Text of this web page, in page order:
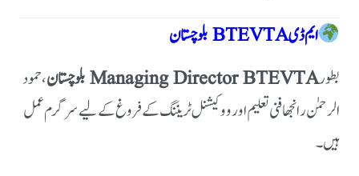
ایم ڈی BTEVTA بلوچستان
بطورManaging Director BTEVTA بلوچستان
، حمود
الرحمٰن رانجھا فنی تعلیم اور ووکیشنل ٹریننگ کے فروغ کے لیے سرگرم عمل
ہیں۔